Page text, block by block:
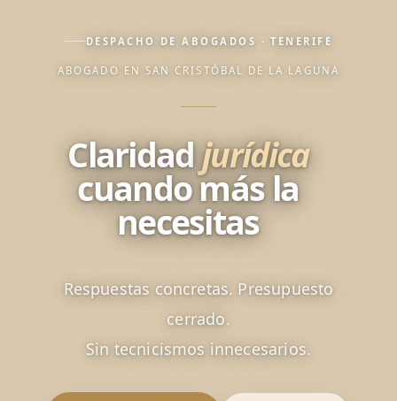
DESPACHO DE ABOGADOS · TENERIFE
ABOGADO EN SAN CRISTÓBAL DE LA LAGUNA
Claridadjurídica
cuando más la
necesitas
Respuestas concretas. Presupuesto
cerrado.
Sin tecnicismos innecesarios.